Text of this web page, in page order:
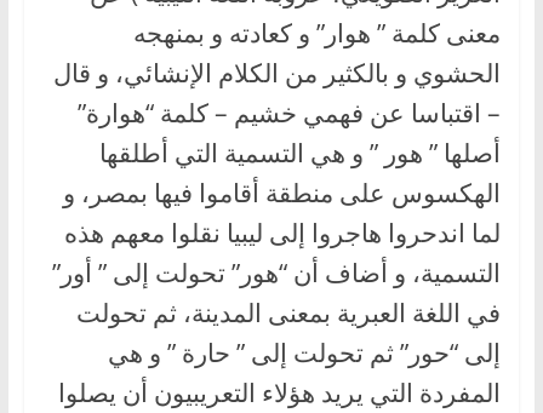
معنى كلمة ” هوار” و كعادته و بمنهجه
الحشوي و بالكثير من الكلام الإنشائي، و قال
– اقتباسا عن فهمي خشيم – كلمة “هوارة”
أصلها ” هور ” و هي التسمية التي أطلقها
الهكسوس على منطقة أقاموا فيها بمصر، و
لما اندحروا هاجروا إلى ليبيا نقلوا معهم هذه
التسمية، و أضاف أن “هور” تحولت إلى ” أور”
في اللغة العبرية بمعنى المدينة، ثم تحولت
إلى “حور” ثم تحولت إلى ” حارة ” و هي
المفردة التي يريد هؤلاء التعريبيون أن يصلوا